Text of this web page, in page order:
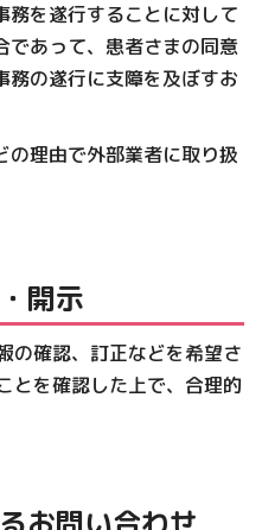
務を遂行することに対して
であって、患者さまの同意
務の遂行に支障を及ぼすお
の理由で外部業者に取り扱
開示
の確認、訂正などを希望さ
とを確認した上で、合理的